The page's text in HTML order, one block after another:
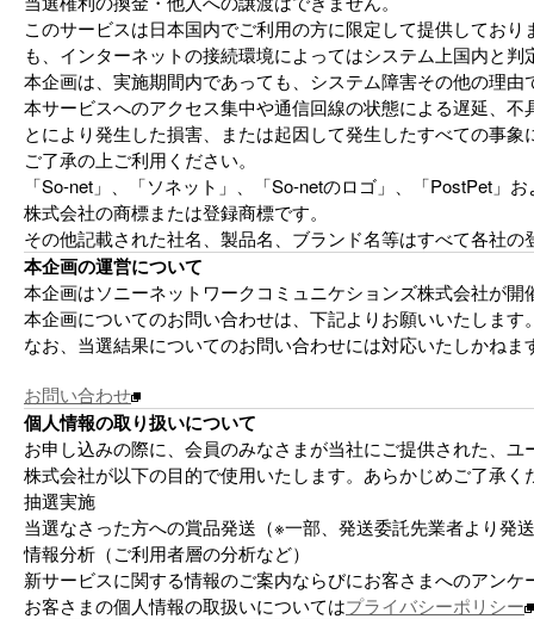
このサービスは日本国内でご利用の方に限定して提供してお
も、インターネットの接続環境によってはシステム上国内と
本企画は、実施期間内であっても、システム障害その他の理
本サービスへのアクセス集中や通信回線の状態による遅延、
とにより発生した損害、または起因して発生したすべての事
ご了承の上ご利用ください。
「So-net」、「ソネット」、「So-netのロゴ」、「PostPet」
株式会社の商標または登録商標です。
その他記載された社名、製品名、ブランド名等はすべて各社の
本企画の運営について
本企画はソニーネットワークコミュニケションズ株式会社が開
本企画についてのお問い合わせは、下記よりお願いいたします
なお、当選結果についてのお問い合わせには対応いたしかねま
お問い合わせ
個人情報の取り扱いについて
お申し込みの際に、会員のみなさまが当社にご提供された、
株式会社が以下の目的で使用いたします。あらかじめご了承く
抽選実施
当選なさった方への賞品発送（※一部、発送委託先業者より発
情報分析（ご利用者層の分析など）
新サービスに関する情報のご案内ならびにお客さまへのアンケ
お客さまの個人情報の取扱いについてはプライバシーポリシー